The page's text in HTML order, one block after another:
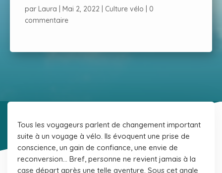
par Laura Mai 2, 2022 Culture vélo
0
commentaire
Tous les voyageurs parlent de changement important
suite à un voyage à vélo. Ils évoquent une prise de
conscience, un gain de confiance, une envie de
reconversion... Bref, personne ne revient jamais à la
case départ après une telle aventure. Sous cet angle